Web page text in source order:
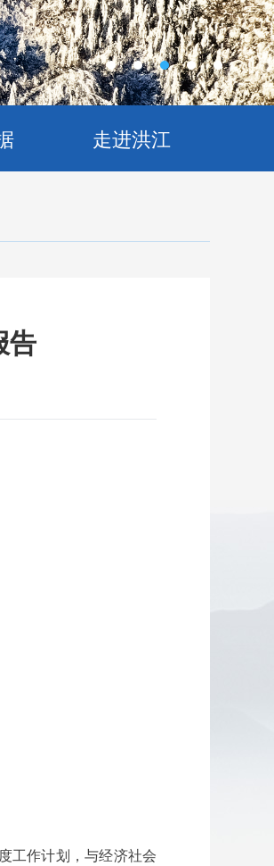
走进洪江
告
工作计划，与经济社会